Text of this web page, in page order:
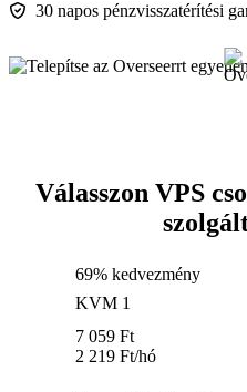
30 napos pénzvisszatérítési
Válasszon VPS
69% kedvezmény
KVM 1
7 059 Ft
2 219 Ft/hó